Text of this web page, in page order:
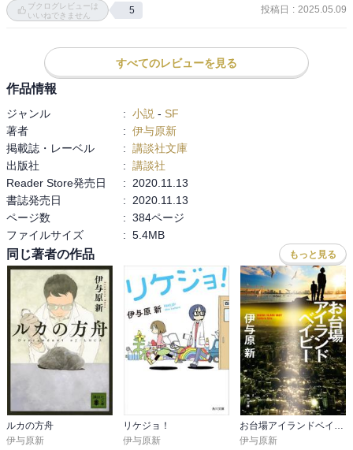
ブクログレビューは
いいねできません
5 投稿日 : 2025.05.09
すべてのレビューを見る
作品情報
ジャンル : 小説 - SF
著者
: 伊与原新
掲載誌・レーベル
: 講談社文庫
出版社
: 講談社
Reader Store発売日
:
2020.11.13
書誌発売日
:
2020.11.13
ページ数
: 384ページ
ファイルサイズ
: 5.4MB
同じ著者の作品 もっと見る
ルカの方舟
伊与原新
リケジョ！
伊与原新
お台場アイランドベイビー
伊与原新